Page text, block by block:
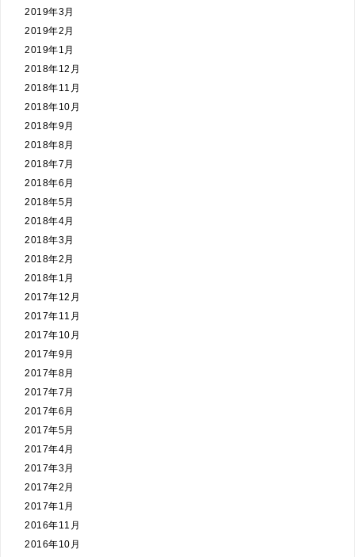
2019年3月
2019年2月
2019年1月
2018年12月
2018年11月
2018年10月
2018年9月
2018年8月
2018年7月
2018年6月
2018年5月
2018年4月
2018年3月
2018年2月
2018年1月
2017年12月
2017年11月
2017年10月
2017年9月
2017年8月
2017年7月
2017年6月
2017年5月
2017年4月
2017年3月
2017年2月
2017年1月
2016年11月
2016年10月